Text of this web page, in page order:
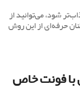
شود، می‌توانید از
حرفه‌ای از این روش
با فونت خاص